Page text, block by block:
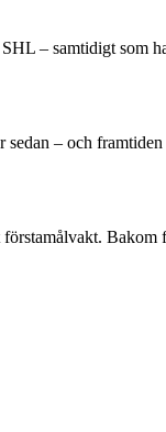
– samtidigt som
sedan – och